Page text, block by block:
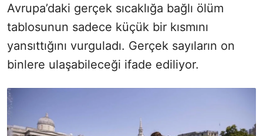
Avrupa’daki gerçek sıcaklığa bağlı ölüm
tablosunun sadece küçük bir kısmını
yansıttığını vurguladı. Gerçek sayıların on
binlere ulaşabileceği ifade ediliyor.